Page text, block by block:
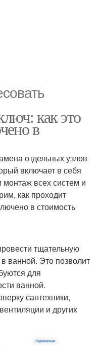
как это
в
отдельных узлов
включает в себя
монтаж всех систем и
как проходит
в стоимость
тщательную
ванной. Это позволит
для
ванной.
сантехники,
и других